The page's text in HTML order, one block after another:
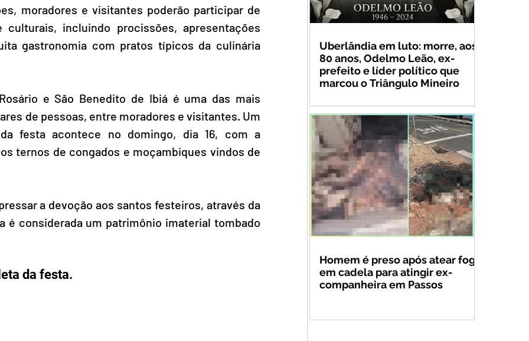
moradores e visitantes poderão participar de
incluindo procissões, apresentações
gastronomia com pratos típicos da culinária
e São Benedito de Ibiá é uma das mais
de pessoas, entre moradores e visitantes. Um
festa acontece no domingo, dia 16, com a
ternos de congados e moçambiques vindos de
a devoção aos santos festeiros, através da
é considerada um patrimônio imaterial tombado
da festa.
Uberlândia em luto: morre, aos
80 anos, Odelmo Leão, ex-
prefeito e líder político que
marcou o Triângulo Mineiro
Homem é preso após atear fogo
em cadela para atingir ex-
companheira em Passos